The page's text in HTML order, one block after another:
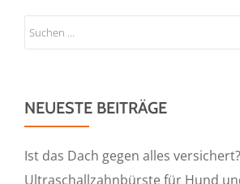
für
das
2026
und
eine
Aufwärtskorrektur
NEUESTE BEITRÄGE
Ist das Dach gegen alles versichert?
Ultraschallzahnbürste für Hund